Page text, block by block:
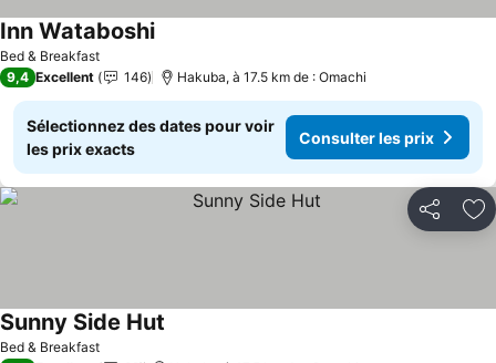
Bed & Breakfast
Inn Wataboshi
9,4 Excellent 146 Hakuba, à 17.5 km de : Omachi
Sélectionnez des dates pour voir
les prix exacts
Consulter les prix
Partager
Bed & Breakfast
Sunny Side Hut